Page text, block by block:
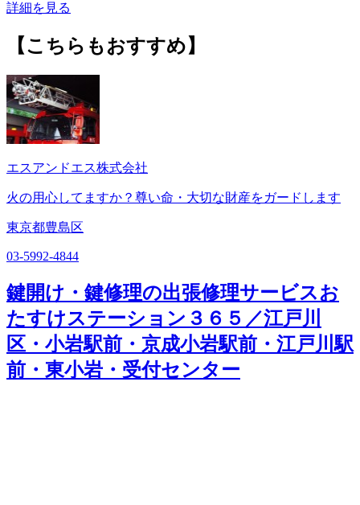
詳細を見る
【こちらもおすすめ】
エスアンドエス株式会社
火の用心してますか？尊い命・大切な財産をガードします
東京都豊島区
03-5992-4844
鍵開け・鍵修理の出張修理サービスお
たすけステーション３６５／江戸川
区・小岩駅前・京成小岩駅前・江戸川駅
前・東小岩・受付センター